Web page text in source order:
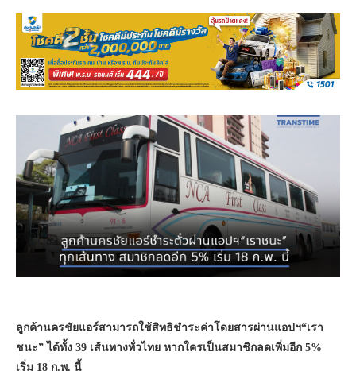
ลูกค้านครชัยแอร์สามารถใช้สิทธิชำระค่าโดยสารผ่านแอปฯ“เรา
ชนะ” ได้ทั้ง 39 เส้นทางทั่วไทย หากใครเป็นสมาชิกลดเพิ่มอีก 5%
เริ่ม 18 ก.พ. นี้